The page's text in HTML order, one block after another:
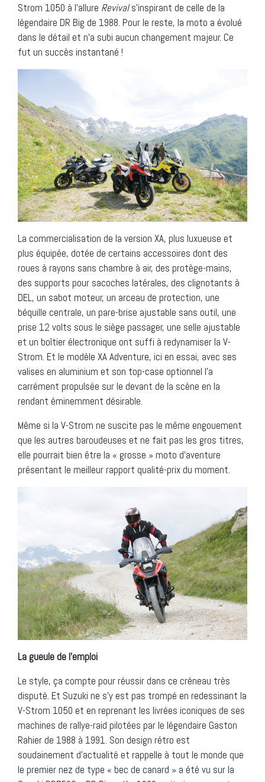
Strom 1050 à l’allure Revivals’inspirant de celle de la
légendaire DR Big de 1988. Pour le reste, la moto a évolué
dans le détail et n’a subi aucun changement majeur. Ce
fut un succès instantané !
La commercialisation de la version XA, plus luxueuse et
plus équipée, dotée de certains accessoires dont des
roues à rayons sans chambre à air, des protège-mains,
des supports pour sacoches latérales, des clignotants à
DEL, un sabot moteur, un arceau de protection, une
béquille centrale, un pare-brise ajustable sans outil, une
prise 12 volts sous le siège passager, une selle ajustable
et un boîtier électronique ont suffi à redynamiser la V-
Strom. Et le modèle XA Adventure, ici en essai, avec ses
valises en aluminium et son top-case optionnel l’a
carrément propulsée sur le devant de la scène en la
rendant éminemment désirable.
Même si la V-Strom ne suscite pas le même engouement
que les autres baroudeuses et ne fait pas les gros titres,
elle pourrait bien être la « grosse » moto d’aventure
présentant le meilleur rapport qualité-prix du moment.
La gueule de l’emploi
Le style, ça compte pour réussir dans ce créneau très
disputé. Et Suzuki ne s’y est pas trompé en redessinant la
V-Strom 1050 et en reprenant les livrées iconiques de ses
machines de rallye-raid pilotées par le légendaire Gaston
Rahier de 1988 à 1991. Son design rétro est
soudainement d’actualité et rappelle à tout le monde que
le premier nez de type « bec de canard » a été vu sur la